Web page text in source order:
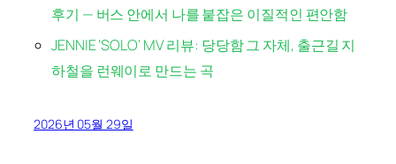
후기 — 버스 안에서 나를 붙잡은 이질적인 편안함
JENNIE ‘SOLO’ MV 리뷰: 당당함 그 자체, 출근길 지
하철을 런웨이로 만드는 곡
2026년 05월 29일